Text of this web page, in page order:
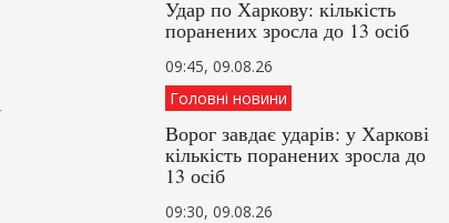
Удар по Харкову: кількість
поранених зросла до 13 осіб
09:45, 09.08.26
Головні новини
Ворог завдає ударів: у Харкові
кількість поранених зросла до
13 осіб
09:30, 09.08.26